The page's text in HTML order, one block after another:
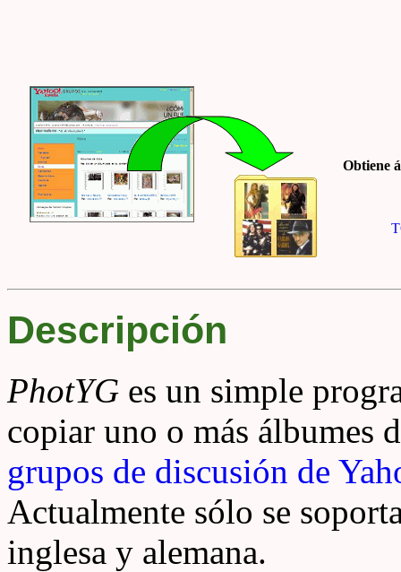
Obtiene
Descripción
PhotYG es un simple
copiar uno o más álbumes
grupos de discusión de
Actualmente sólo se
inglesa y alemana.